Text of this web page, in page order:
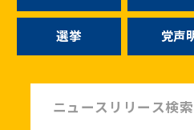
こくみん政治塾
お問い合わせ
選挙 党声